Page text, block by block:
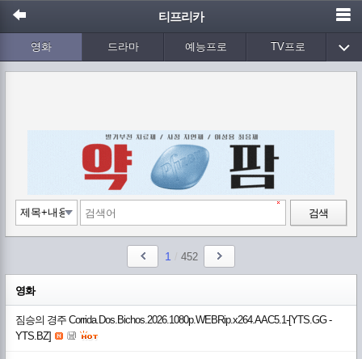
티프리카
영화 드라마 예능프로 TV프로
애니메이션 음악 Wetv
검색
1 452
영화
짐승의 경주 Corrida.Dos.Bichos.2026.1080p.WEBRip.x264.AAC5.1-[YTS.GG -
YTS.BZ]